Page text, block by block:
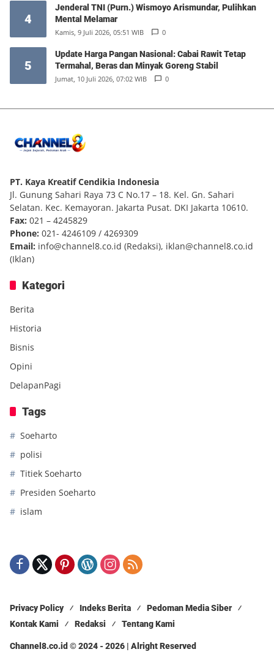
4
Jenderal TNI (Purn.) Wismoyo Arismundar, Pulihkan
Mental Melamar
Kamis, 9 Juli 2026, 05:51 WIB 0
5
Update Harga Pangan Nasional: Cabai Rawit Tetap
Termahal, Beras dan Minyak Goreng Stabil
Jumat, 10 Juli 2026, 07:02 WIB 0
PT. Kaya Kreatif Cendikia Indonesia
Jl. Gunung Sahari Raya 73 C No.17 – 18. Kel. Gn. Sahari
Selatan. Kec. Kemayoran. Jakarta Pusat. DKI Jakarta 10610.
Fax: 021 – 4245829
Phone: 021- 4246109 / 4269309
Email: info@channel8.co.id (Redaksi), iklan@channel8.co.id
(Iklan)
Kategori
Berita
Historia
Bisnis
Opini
DelapanPagi
Tags
Soeharto
polisi
Titiek Soeharto
Presiden Soeharto
islam
Privacy Policy Indeks Berita
Pedoman Media Siber
Kontak Kami
Redaksi Tentang Kami
Channel8.co.id © 2024 - 2026 | Alright Reserved